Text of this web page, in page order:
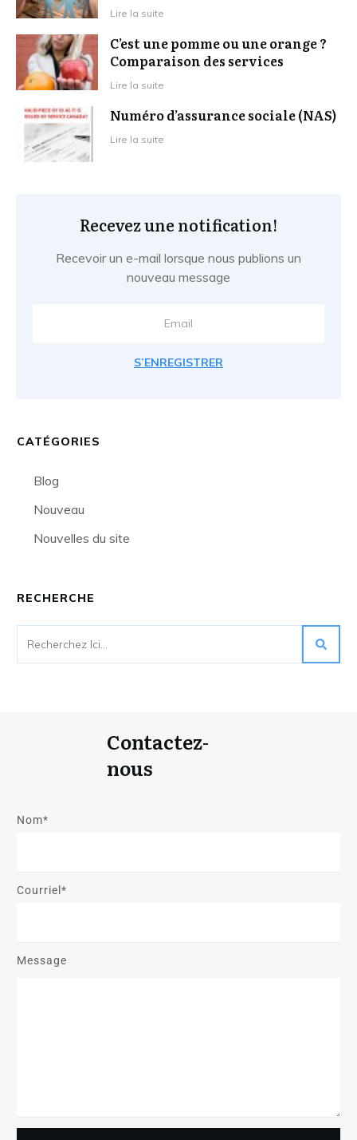
Lire la suite
C’est une pomme ou une orange ?
Comparaison des services
Lire la suite
Numéro d’assurance sociale (NAS)
Lire la suite
Recevez une notification!
Recevoir un e-mail lorsque nous publions un
nouveau message
S’ENREGISTRER
CATÉGORIES
Blog
Nouveau
Nouvelles du site
RECHERCHE
Contactez-
nous
Nom*
Courriel*
Message